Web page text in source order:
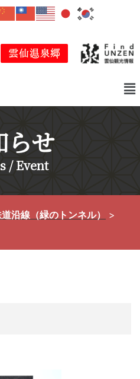
らせ
/ Event
道沿線（緑のトンネル）
>